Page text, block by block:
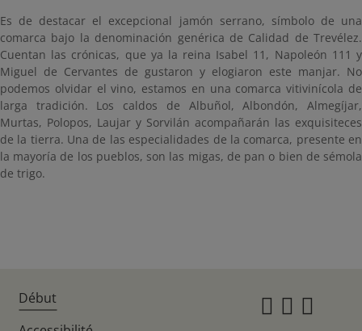
Es de destacar el excepcional jamón serrano, símbolo de una
comarca bajo la denominación genérica de Calidad de Trevélez.
Cuentan las crónicas, que ya la reina Isabel 11, Napoleón 111 y
Miguel de Cervantes de gustaron y elogiaron este manjar. No
podemos olvidar el vino, estamos en una comarca vitivinícola de
larga tradición. Los caldos de Albuñol, Albondón, Almegíjar,
Murtas, Polopos, Laujar y Sorvilán acompañarán las exquisiteces
de la tierra. Una de las especialidades de la comarca, presente en
la mayoría de los pueblos, son las migas, de pan o bien de sémola
de trigo.
Début